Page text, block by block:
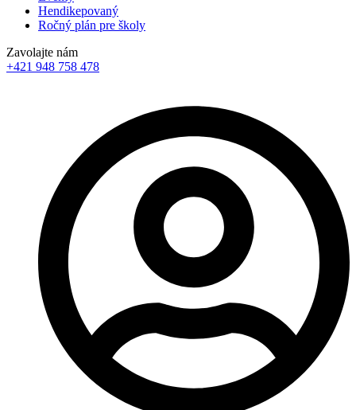
Hendikepovaný
Ročný plán pre školy
Zavolajte nám
+421 948 758 478